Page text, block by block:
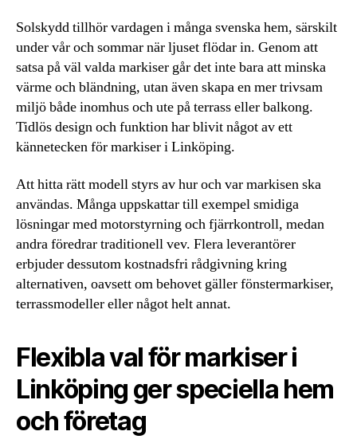
Solskydd tillhör vardagen i många svenska hem, särskilt
under vår och sommar när ljuset flödar in. Genom att
satsa på väl valda markiser går det inte bara att minska
värme och bländning, utan även skapa en mer trivsam
miljö både inomhus och ute på terrass eller balkong.
Tidlös design och funktion har blivit något av ett
kännetecken för markiser i Linköping.
Att hitta rätt modell styrs av hur och var markisen ska
användas. Många uppskattar till exempel smidiga
lösningar med motorstyrning och fjärrkontroll, medan
andra föredrar traditionell vev. Flera leverantörer
erbjuder dessutom kostnadsfri rådgivning kring
alternativen, oavsett om behovet gäller fönstermarkiser,
terrassmodeller eller något helt annat.
Flexibla val för markiser i
Linköping ger speciella hem
och företag